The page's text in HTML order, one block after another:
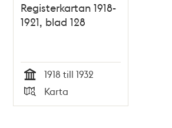
Registerkartan 1918-
1921, blad 128
Tid
1918 till 1932
Typ
Karta